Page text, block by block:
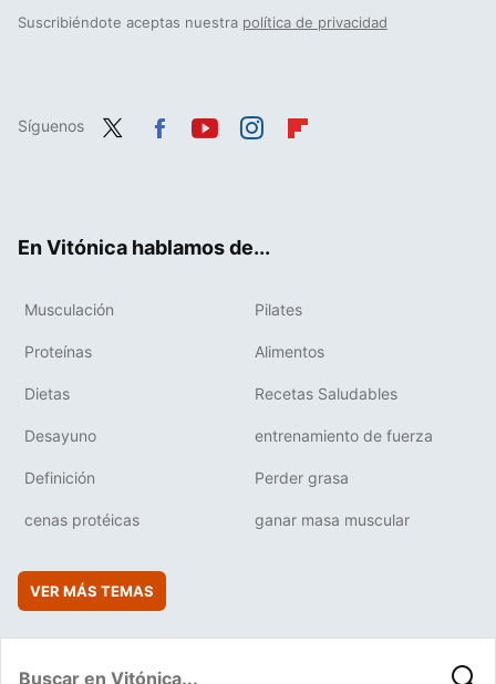
Suscribiéndote aceptas nuestra política de privacidad
Síguenos
En Vitónica hablamos de...
Musculación Pilates
Proteínas Alimentos
Dietas Recetas Saludables
Desayuno entrenamiento de fuerza
Definición Perder grasa
cenas protéicas ganar masa muscular
VER MÁS TEMAS